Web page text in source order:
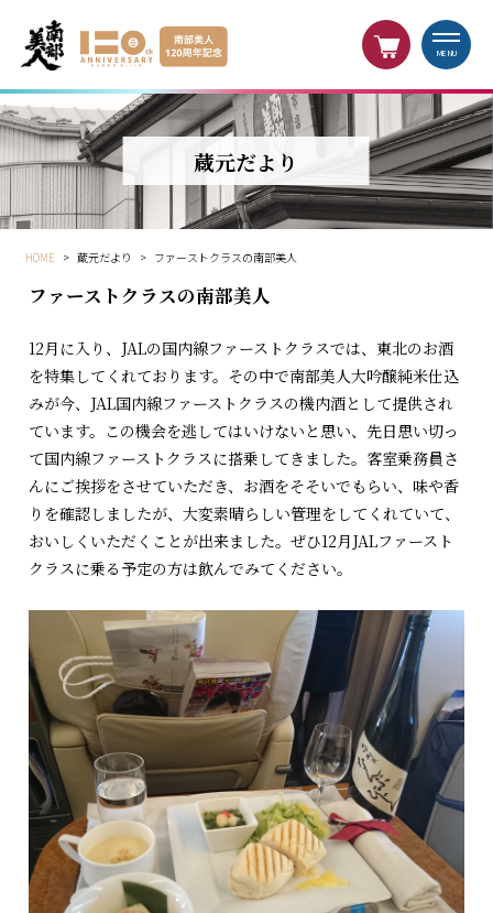
MENU
蔵元だより
HOME > 蔵元だより > ファーストクラスの南部美人
ファーストクラスの南部美人
12月に入り、JALの国内線ファーストクラスでは、東北のお酒
を特集してくれております。その中で南部美人大吟醸純米仕込
みが今、JAL国内線ファーストクラスの機内酒として提供され
ています。この機会を逃してはいけないと思い、先日思い切っ
て国内線ファーストクラスに搭乗してきました。客室乗務員さ
んにご挨拶をさせていただき、お酒をそそいでもらい、味や香
りを確認しましたが、大変素晴らしい管理をしてくれていて、
おいしくいただくことが出来ました。ぜひ12月JALファースト
クラスに乗る予定の方は飲んでみてください。